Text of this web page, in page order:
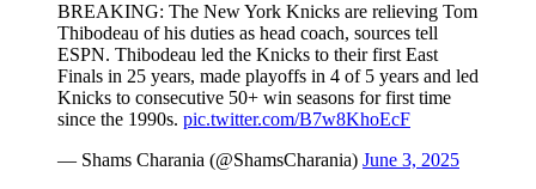
BREAKING: The New York Knicks are relieving Tom
Thibodeau of his duties as head coach, sources tell
ESPN. Thibodeau led the Knicks to their first East
Finals in 25 years, made playoffs in 4 of 5 years and led
Knicks to consecutive 50+ win seasons for first time
since the 1990s. pic.twitter.com/B7w8KhoEcF
— Shams Charania (@ShamsCharania) June 3, 2025